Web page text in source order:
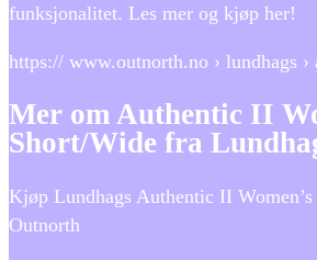
funksjonalitet. Les mer og kjøp her!
https:// www.outnorth.no › lundhags
Mer om Authentic II
Short/Wide fra
Kjøp Lundhags Authentic II
Outnorth